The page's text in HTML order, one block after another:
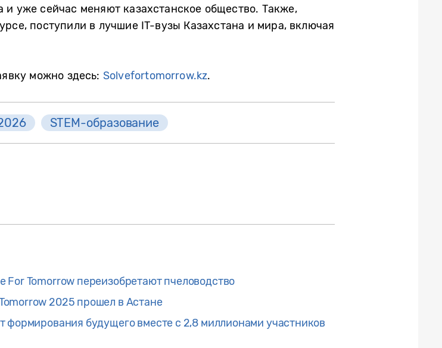
и уже сейчас меняют казахстанское общество. Также,
поступили в лучшие IT-вузы Казахстана и мира, включая
можно здесь: Solvefortomorrow.kz.
STEM-образование
Tomorrow переизобретают пчеловодство
2025 прошел в Астане
формирования будущего вместе с 2,8 миллионами участников